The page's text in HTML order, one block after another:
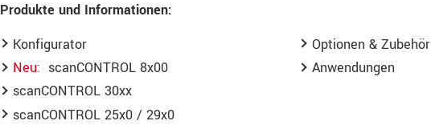
Produkte und Informationen:
Konfigurator
Neu
scanCONTROL 8x00
scanCONTROL 30xx
scanCONTROL 25x0 / 29x0
Optionen & Zubehör
Anwendungen